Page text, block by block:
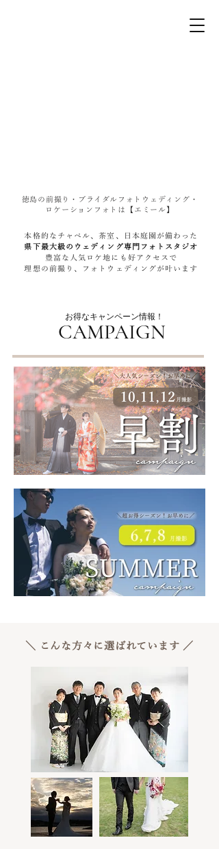
徳島の前撮り・ブライダルフォトウェディング・
ロケーションフォトは【エミール】
本格的なチャペル、茶室、日本庭園が備わった
県下最大級のウェディング専門フォトスタジオ
豊富な人気ロケ地にも好アクセスで
理想の前撮り、フォトウェディングが叶います
CAMPAIGN​
お得なキャンペーン情報！
🍁2026秋のフォトウェディング、お得な早割予約スタート！
＼ こんな方々に選ばれています ／